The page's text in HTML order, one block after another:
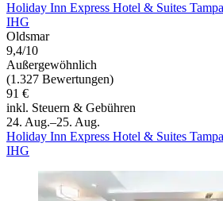
Holiday Inn Express Hotel & Suites
IHG
Oldsmar
9,4/10
Außergewöhnlich
(1.327 Bewertungen)
91 €
inkl. Steuern & Gebühren
24. Aug.–25. Aug.
Holiday Inn Express Hotel & Suites
IHG